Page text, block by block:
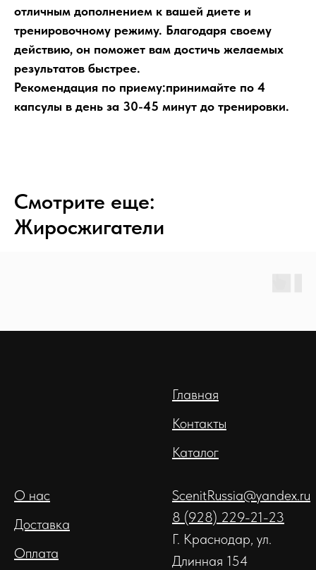
отличным дополнением к вашей диете и
тренировочному режиму. Благодаря своему
действию, он поможет вам достичь желаемых
результатов быстрее.
Рекомендация по приему:принимайте по 4
капсулы в день за 30-45 минут до тренировки.
Смотрите еще:
Жиросжигатели
Главная
Контакты
Каталог
О нас
Доставка
Оплата
ScenitRussia@yandex.ru
8 (928) 229-21-23
Г. Краснодар, ул.
Длинная 154